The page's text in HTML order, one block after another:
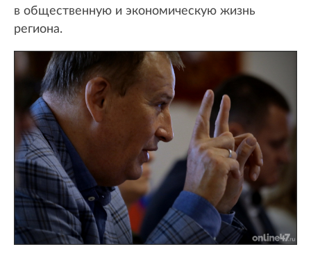
в общественную и экономическую жизнь
региона.